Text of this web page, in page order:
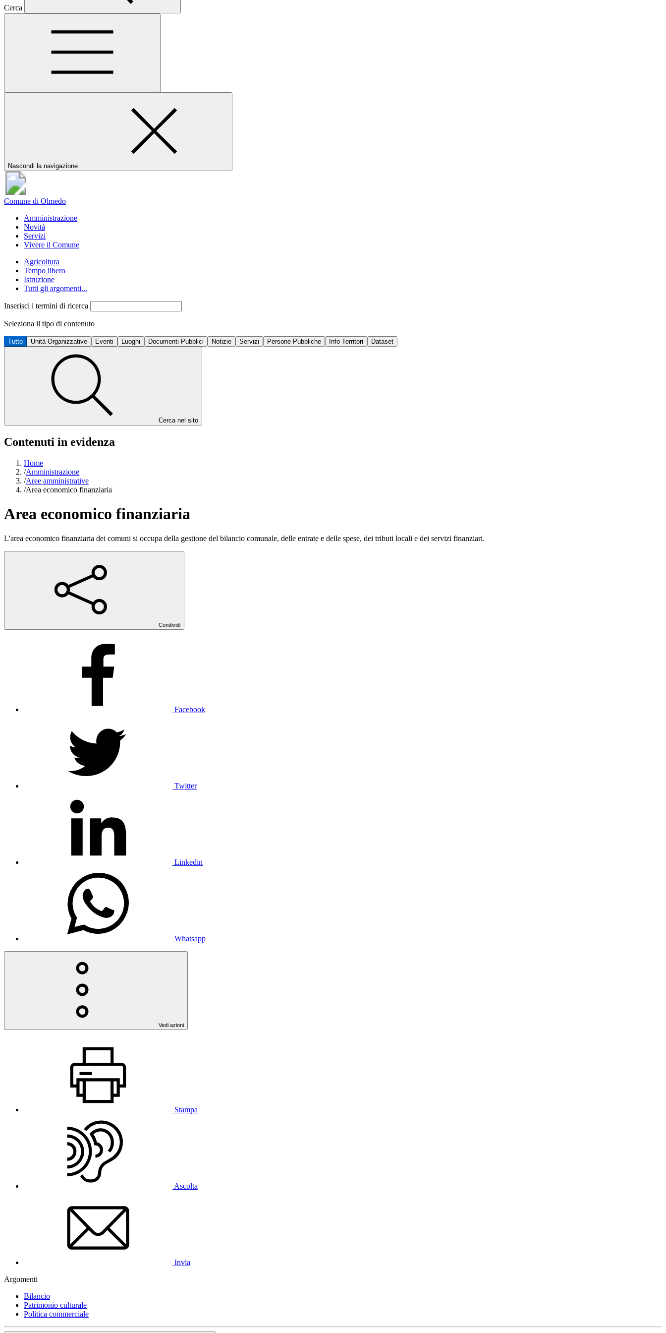
Cerca
Nascondi la navigazione
Comune di Olmedo
Amministrazione
Novità
Servizi
Vivere il Comune
Agricoltura
Tempo libero
Istruzione
Tutti gli argomenti...
Inserisci i termini di ricerca
Seleziona il tipo di contenuto
Tutto Unità Organizzative Eventi Luoghi Documenti Pubblici Notizie Servizi Persone Pubbliche Info Territori Dataset
Cerca nel sito
Contenuti in evidenza
Home
/Amministrazione
/Aree amministrative
/Area economico finanziaria
Area economico finanziaria
L'area economico finanziaria dei comuni si occupa della gestione del bilancio comunale, delle entrate e delle spese, dei tributi locali e dei servizi finanziari.
Condividi
Facebook
Twitter
Linkedin
Whatsapp
Vedi azioni
Stampa
Ascolta
Invia
Argomenti
Bilancio
Patrimonio culturale
Politica commerciale